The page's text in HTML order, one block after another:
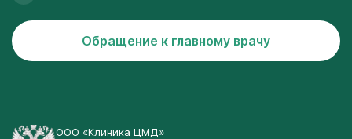
Обращение к главному врачу
ООО «Клиника ЦМД»